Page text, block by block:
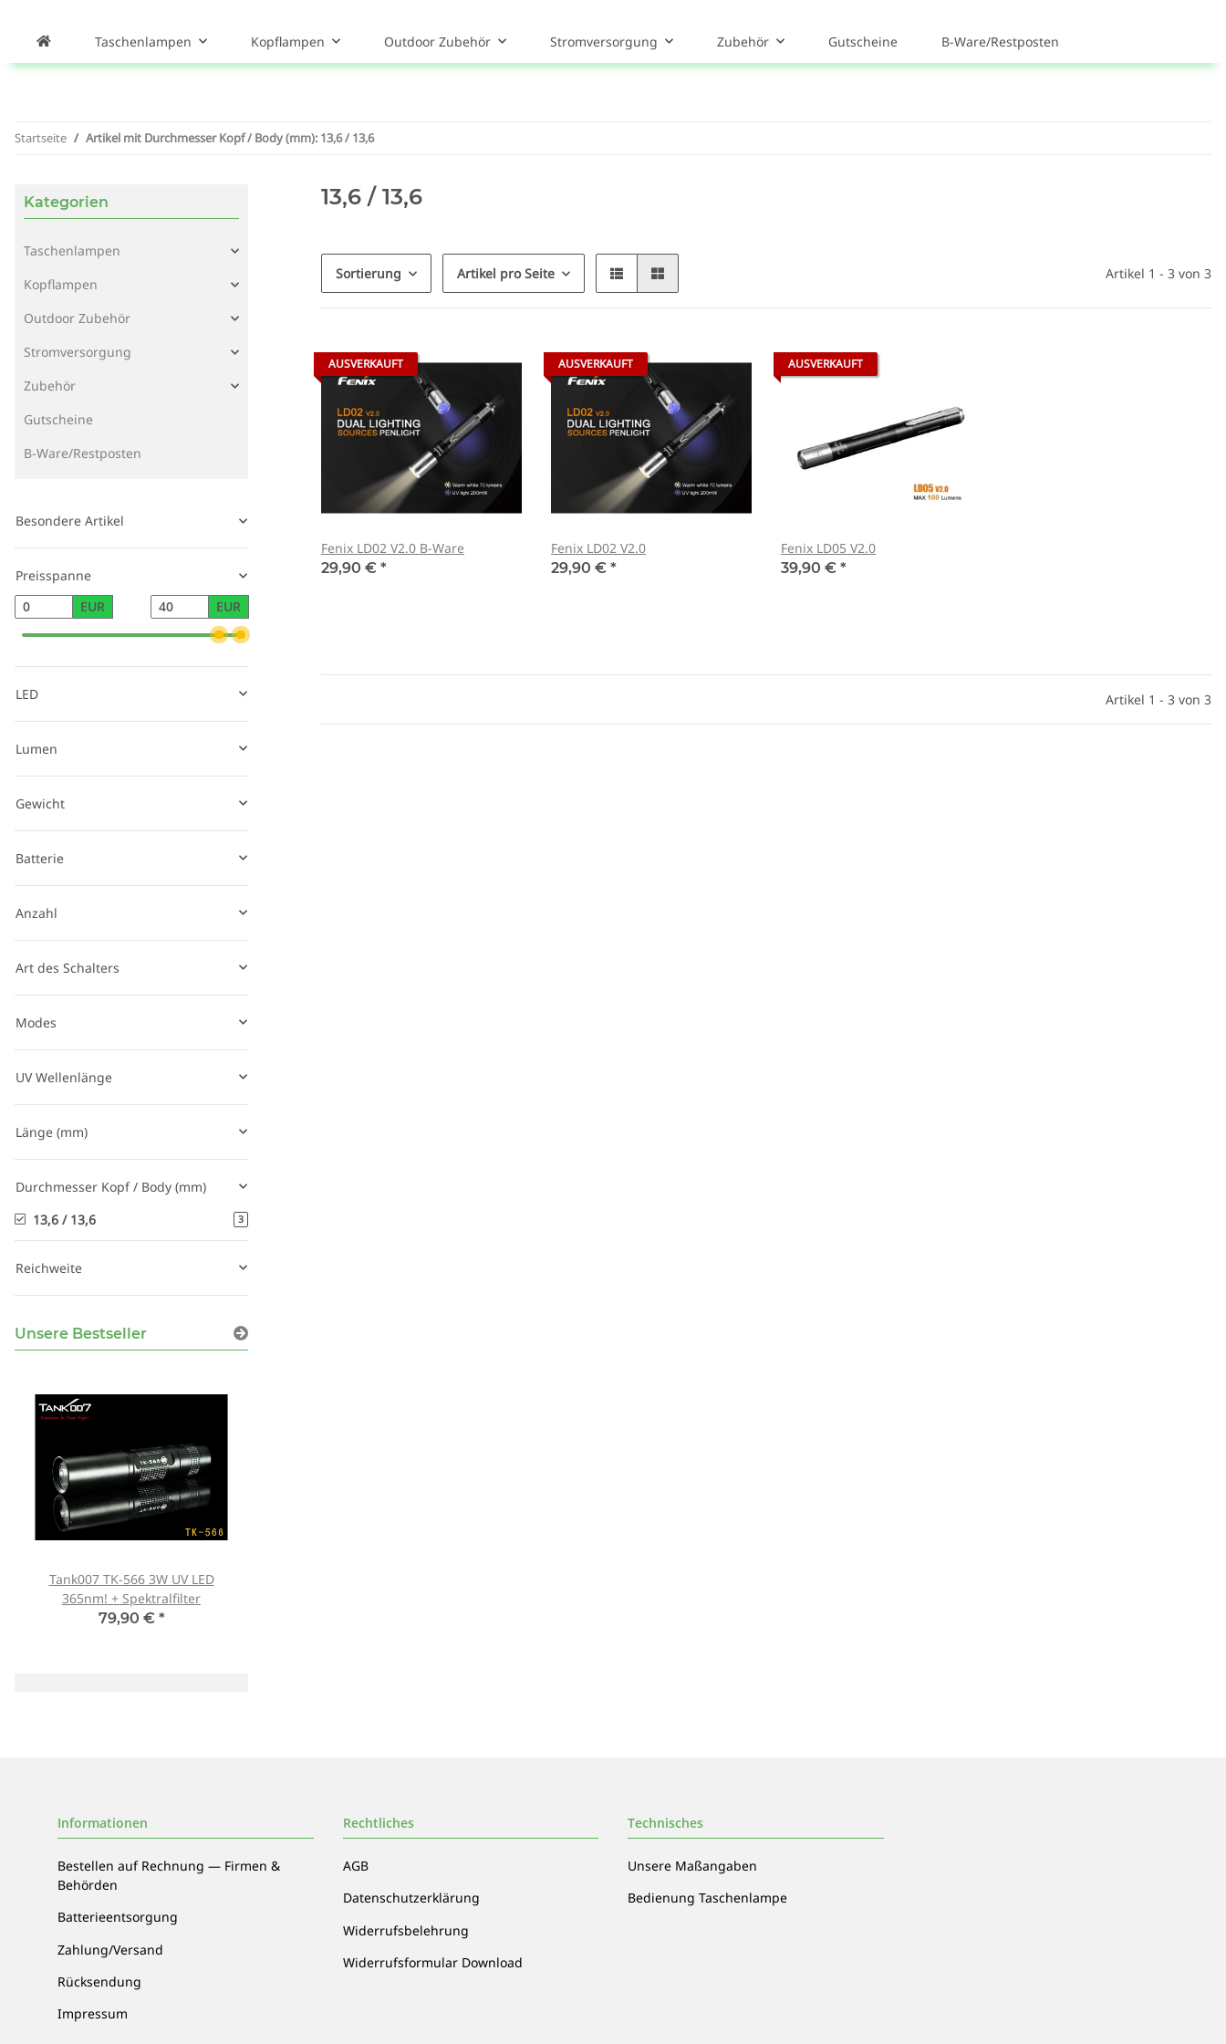
Taschenlampen Kopflampen Outdoor Zubehör Stromversorgung Zubehör Gutscheine B-Ware/Restposten
Startseite Artikel mit Durchmesser Kopf / Body (mm): 13,6 / 13,6
13,6 / 13,6
Sortierung Artikel pro Seite Artikel 1 - 3 von 3
AUSVERKAUFT
Fenix LD02 V2.0 B-Ware
29,90 € *
AUSVERKAUFT
Fenix LD02 V2.0
29,90 € *
AUSVERKAUFT
Fenix LD05 V2.0
39,90 € *
Artikel 1 - 3 von 3
Kategorien
Taschenlampen
Kopflampen
Outdoor Zubehör
Stromversorgung
Zubehör
Gutscheine
B-Ware/Restposten
Besondere Artikel
Preisspanne
EUR
EUR
LED
Lumen
Gewicht
Batterie
Anzahl
Art des Schalters
Modes
UV Wellenlänge
Länge (mm)
Durchmesser Kopf / Body (mm)
13,6 / 13,6
3
Reichweite
Unsere Bestseller
Tank007 TK-566 3W UV LED
365nm! + Spektralfilter
79,90 € *
Informationen
Bestellen auf Rechnung — Firmen &
Behörden
Batterieentsorgung
Zahlung/Versand
Rücksendung
Impressum
Rechtliches
AGB
Datenschutzerklärung
Widerrufsbelehrung
Widerrufsformular Download
Technisches
Unsere Maßangaben
Bedienung Taschenlampe